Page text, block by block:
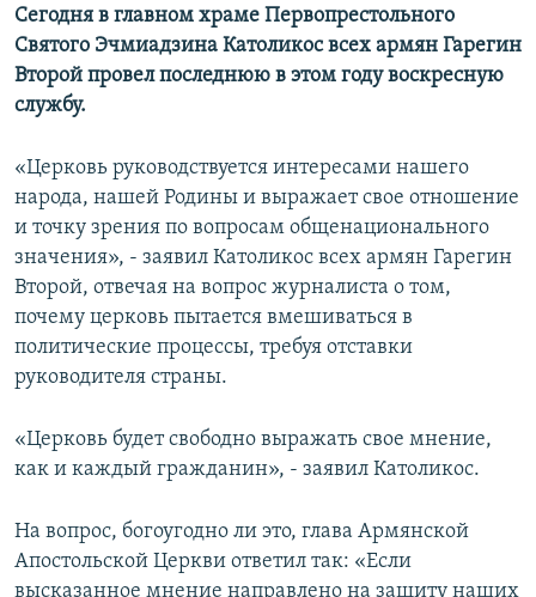
Сегодня в главном храме Первопрестольного
Святого Эчмиадзина Католикос всех армян Гарегин
Второй провел последнюю в этом году воскресную
службу.
«Церковь руководствуется интересами нашего
народа, нашей Родины и выражает свое отношение
и точку зрения по вопросам общенационального
значения», - заявил Католикос всех армян Гарегин
Второй, отвечая на вопрос журналиста о том,
почему церковь пытается вмешиваться в
политические процессы, требуя отставки
руководителя страны.
«Церковь будет свободно выражать свое мнение,
как и каждый гражданин», - заявил Католикос.
На вопрос, богоугодно ли это, глава Армянской
Апостольской Церкви ответил так: «Если
высказанное мнение направлено на защиту наших